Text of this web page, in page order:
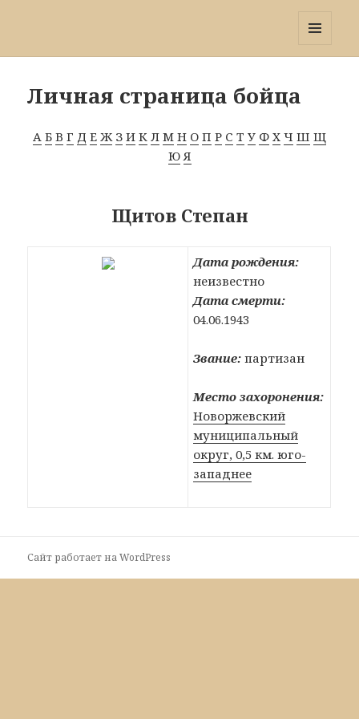
Личная страница бойца
А Б В Г Д Е Ж З И К Л М Н О П Р С Т У Ф Х Ч Ш Щ
Ю Я
Щитов Степан
Дата рождения:
неизвестно
Дата смерти:
04.06.1943
Звание: партизан
Место захоронения:
Новоржевский
муниципальный
округ, 0,5 км. юго-
западнее
Сайт работает на WordPress